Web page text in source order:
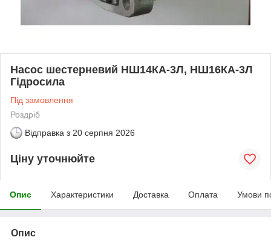
Насос шестерневий НШ14КА-3Л, НШ16КА-3Л
Гідросила
Під замовлення
Роздріб
Відправка з 20 серпня 2026
Ціну уточнюйте
Опис Характеристики Доставка Оплата Умови
Опис